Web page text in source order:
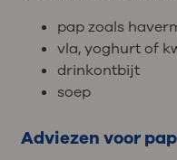
pap zoals
vla, yoghurt of
drinkontbijt
soep
Adviezen voor pap